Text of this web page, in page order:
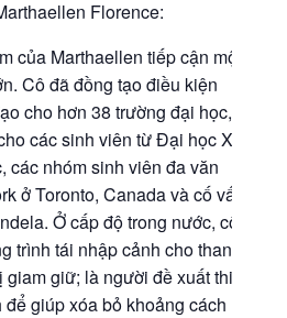
Florence:
của Marthaellen tiếp cận một
Cô đã đồng tạo điều kiện
cho hơn 38 trường đại học,
các sinh viên từ Đại học Xi
các nhóm sinh viên đa văn
ở Toronto, Canada và cố vấn
Ở cấp độ trong nước, cô
trình tái nhập cảnh cho thanh
giữ; là người đề xuất thiết
giúp xóa bỏ khoảng cách